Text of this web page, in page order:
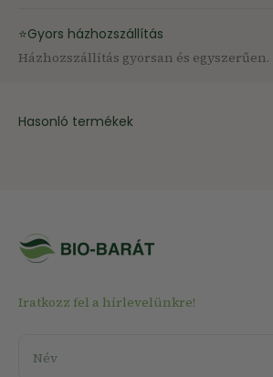
⭐Gyors házhozszállítás
Házhozszállítás gyorsan és egyszerűen.
Hasonló termékek
Iratkozz fel a hírlevelünkre!
Név